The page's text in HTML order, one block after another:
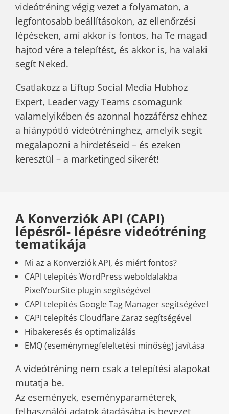
videótréning végig vezet a folyamaton, a
legfontosabb beállításokon, az ellenőrzési
lépéseken, ami akkor is fontos, ha Te magad
hajtod vére a telepítést, és akkor is, ha valaki
segít Neked.
Csatlakozz a Liftup Social Media Hubhoz
Expert, Leader vagy Teams csomagunk
valamelyikében és azonnal hozzáférsz ehhez
a hiánypótló videótréninghez, amelyik segít
megalapozni a hirdetéseid – és ezeken
keresztül – a marketinged sikerét!
A Konverziók API (CAPI)
lépésről- lépésre videótréning
tematikája
Mi az a Konverziók API, és miért fontos?
CAPI telepítés WordPress weboldalakba
PixelYourSite plugin segítségével
CAPI telepítés Google Tag Manager segítségével
CAPI telepítés Cloudflare Zaraz segítségével
Hibakeresés és optimalizálás
EMQ (eseménymegfeleltetési minőség) javítása
A videótréning nem csak a telepítési alapokat
mutatja be.
Az események, eseményparaméterek,